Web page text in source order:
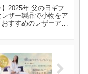
】2025年 父の日ギフ
レザー製品で小物をア
すすめのレザーアイ